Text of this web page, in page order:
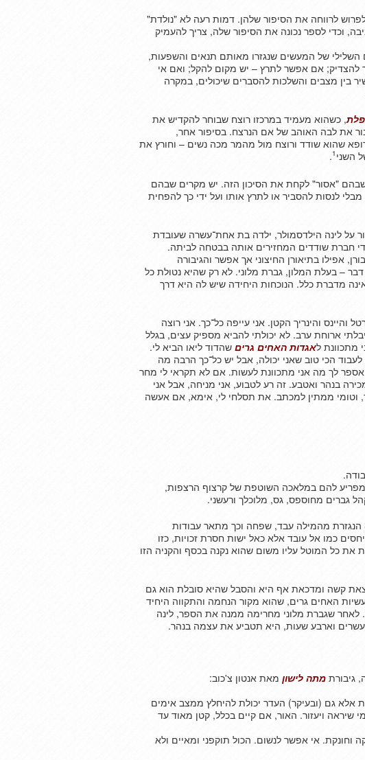
לרווחה את הסיפור שלהן. דמות רעה לא "נולדת"
וכדי לספר נכונה את הסיפור שלה, צריך להעמיק
של המעשים שנגזרו מאותם תנאים והשפעות,
להצדיק; אם אפשר לתרץ – יש מקום להקל; ואם אי
בין מצבים והשלכות להסברים שיכולים, במקרה
, כשהוא מעמיד במרכזו רוצח שבוחר להקדיש את
את לבה האוהב של אם הנרצח. בסיפור אחר,
שהוא שודד ורוצח מול מהמר מכה נשים – וחורץ את
השני 1
.
שבהם "אסור" לקחת את הסיכון הזה. יש מקרים שבהם
לנסות להסביר או לתרץ אותו ועל ידי כך להפחית
על לינה הילדסמולר, ילדה בת אחת־עשרה שעובדת
חברת שודדים המחזירים אותה בבטחה לביתה.
אפילו בתיאורן החיצוני אך אפשר והגיבורה
– בעלת המלון, גברת מלוני. לא רק שהיא נטולת כל
מדברת כלל. הנוכחות היחידה שיש לה היא דרך
והינריך הקטן. אני עייפה כל־כך. אני רוצה
ארוחת ערב. לא יכולתי להביא מספיק עצים, בגלל
מתכוונת לאגדות האחים גרים שהדוד ליאו הביא לי.
הכי טוב שאני יכולה, אבל יש כל־כך הרבה מה
לך מה אני מתכוונת לעשות. אם לא תקראי לי מחר
בנהר ואטבע. זה רע לטבוע, אני מניחה, אבל אני
וטומי ממתין למכתב. את תסלחי לי, אימא, אם אעשה
מפריע להם במלאכה השוטפת של קרצוף הרצפות,
גברים מחוספס, גס, מלוכלך ורעשני.
בתיאור עבודת הפרך משתמש המספר במילה Slaved הנגזרת מהמילה עבד, שפחה וכך מתאר עבודות
כמו אל עובד אלא כאל ישות חסרת זכויות, כזו
את כל המוטל עליו משום שהוא נקנה בכסף והקניה הזו
קשה ומדכאת אף היא והסבל שהיא סובלת הוא גם
האחים גרים, שהוא מקור הנחמה והתקווה היחיד
שגברת מלוני מחרימה ממנה את הספר, לינה
וארבע שעות, היא תטביע את עצמה בנהר.
גיבורת מתה לישון מאת אנטון צ'כוב:
אלא גם (ובעיקר) העדר יכולת להיחלץ ממצב אימים
שיראה ויעזור. האור, אם קיים בכלל, קטן מאוד עד
וחונקת. אי אפשר לנשום. הכול תוקפני ומאיים ולא